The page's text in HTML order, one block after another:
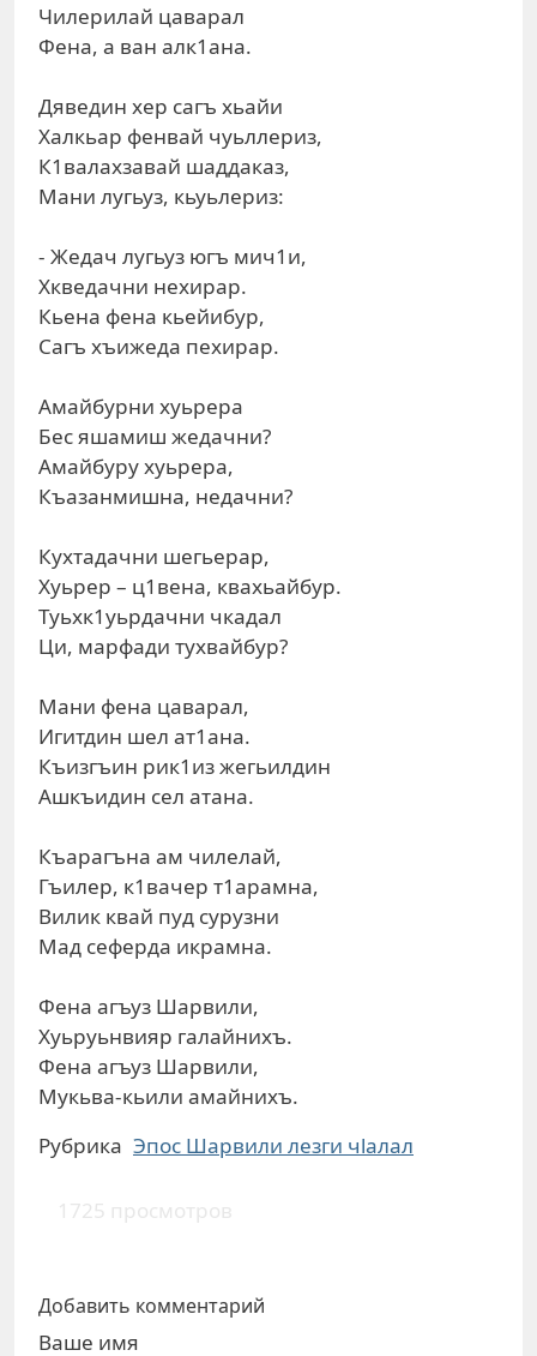
Чилерилай цаварал
Фена, а ван алк1ана.
Дяведин хер сагъ хьайи
Халкьар фенвай чуьллериз,
К1валахзавай шаддаказ,
Мани лугьуз, кьуьлериз:
- Жедач лугьуз югъ мич1и,
Хкведачни нехирар.
Кьена фена кьейибур,
Сагъ хъижеда пехирар.
Амайбурни хуьрера
Бес яшамиш жедачни?
Амайбуру хуьрера,
Къазанмишна, недачни?
Кухтадачни шегьерар,
Хуьрер – ц1вена, квахьайбур.
Туьхк1уьрдачни чкадал
Ци, марфади тухвайбур?
Мани фена цаварал,
Игитдин шел ат1ана.
Къизгъин рик1из жегьилдин
Ашкъидин сел атана.
Къарагъна ам чилелай,
Гъилер, к1вачер т1арамна,
Вилик квай пуд сурузни
Мад сеферда икрамна.
Фена агъуз Шарвили,
Хуьруьнвияр галайнихъ.
Фена агъуз Шарвили,
Мукьва-кьили амайнихъ.
Рубрика Эпос Шарвили лезги чlалал
1725 просмотров
Добавить комментарий
Ваше имя